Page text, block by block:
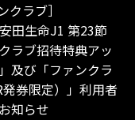
クラブ］
田生命J1 第23節
ラブ招待特典アッ
及び「ファンクラ
券限定）」利用者
知らせ